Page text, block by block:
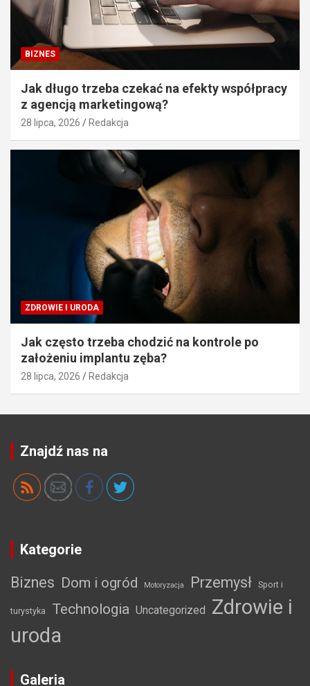
BIZNES
Jak długo trzeba czekać na efekty współpracy
z agencją marketingową?
28 lipca, 2026 Redakcja
ZDROWIE I URODA
Jak często trzeba chodzić na kontrole po
założeniu implantu zęba?
28 lipca, 2026 Redakcja
Znajdź nas na
Kategorie
Biznes Dom i ogród Motoryzacja Przemysł Sport i
turystyka Technologia Uncategorized
Zdrowie i
uroda
Galeria